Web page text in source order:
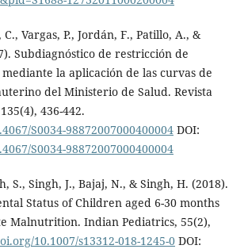
Vargas, P., Jordán, F., Patillo, A., &
Subdiagnóstico de restricción de
la aplicación de las curvas de
del Ministerio de Salud. Revista
436-442.
S0034-98872007000400004DOI:
S0034-98872007000400004
S., Singh, J., Bajaj, N., & Singh, H. (2018).
Status of Children aged 6-30 months
Malnutrition. Indian Pediatrics, 55(2),
10.1007/s13312-018-1245-0DOI: